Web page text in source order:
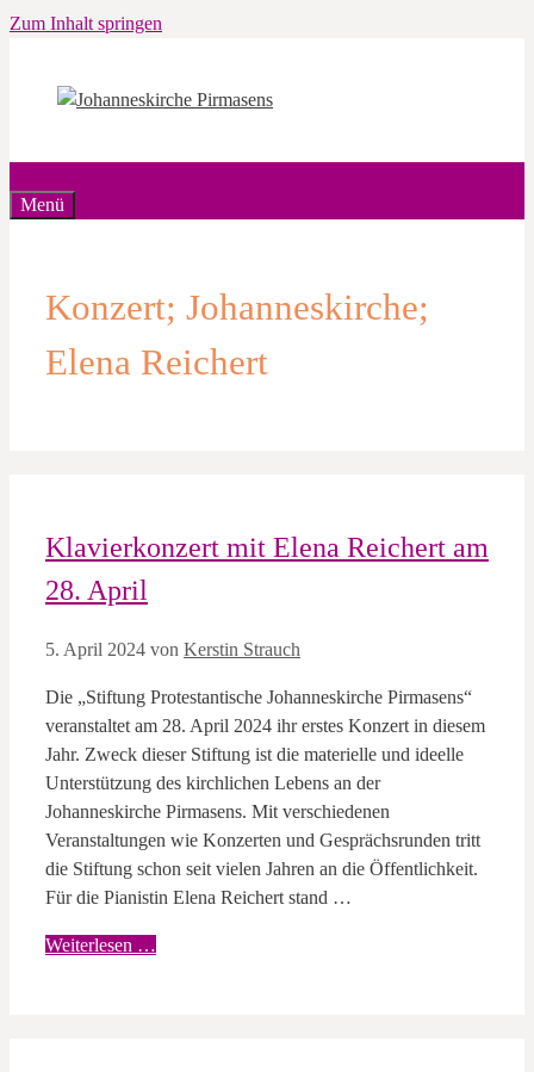
Zum Inhalt springen
Menü
Konzert; Johanneskirche;
Elena Reichert
Klavierkonzert mit Elena Reichert am
28. April
5. April 2024 von Kerstin Strauch
Die „Stiftung Protestantische Johanneskirche Pirmasens“
veranstaltet am 28. April 2024 ihr erstes Konzert in diesem
Jahr. Zweck dieser Stiftung ist die materielle und ideelle
Unterstützung des kirchlichen Lebens an der
Johanneskirche Pirmasens. Mit verschiedenen
Veranstaltungen wie Konzerten und Gesprächsrunden tritt
die Stiftung schon seit vielen Jahren an die Öffentlichkeit.
Für die Pianistin Elena Reichert stand …
Weiterlesen …